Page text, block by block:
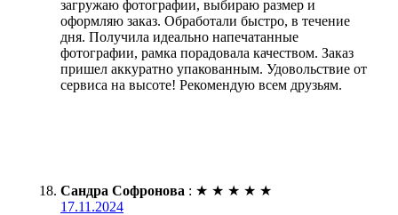
загружаю фотографии, выбираю размер и
оформляю заказ. Обработали быстро, в течение
дня. Получила идеально напечатанные
фотографии, рамка порадовала качеством. Заказ
пришел аккуратно упакованным. Удовольствие от
сервиса на высоте! Рекомендую всем друзьям.
Сандра Софронова : ★ ★ ★ ★ ★
17.11.2024